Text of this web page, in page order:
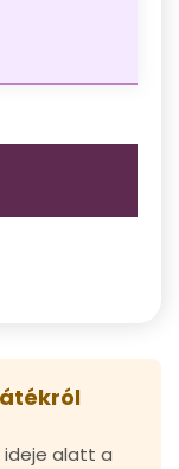
ideje alatt a